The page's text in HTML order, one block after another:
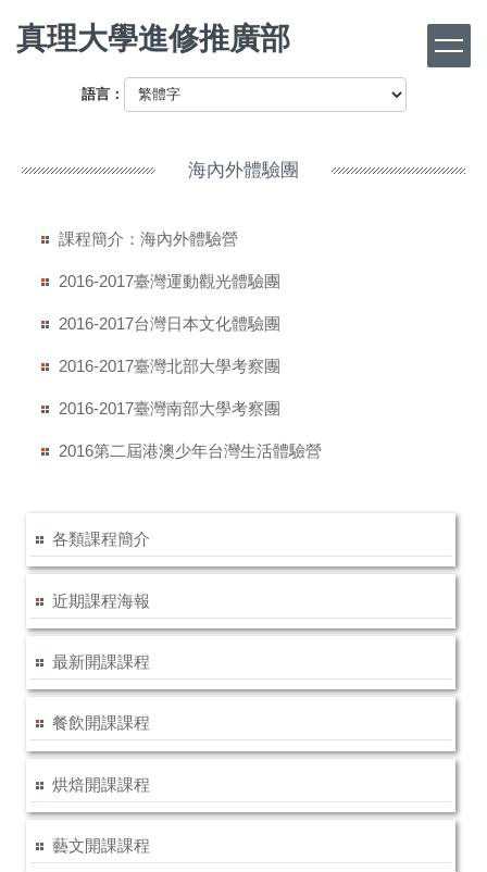
真理大學進修推廣部
語言：
海內外體驗團
課程簡介：海內外體驗營
2016-2017臺灣運動觀光體驗團
2016-2017台灣日本文化體驗團
2016-2017臺灣北部大學考察團
2016-2017臺灣南部大學考察團
2016第二屆港澳少年台灣生活體驗營
各類課程簡介
近期課程海報
最新開課課程
餐飲開課課程
烘焙開課課程
藝文開課課程